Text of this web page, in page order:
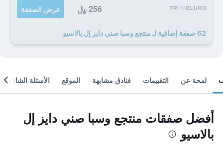
256 ﷼ عرض الصفقة
62 صفقة إضافية لـ منتجع وسبا صني دايز إل بالاسيو
لمحة عن التقييمات فنادق مشابهة الموقع الأسئلة الشائعة
أفضل صفقات منتجع وسبا صني دايز إل
بالاسيو